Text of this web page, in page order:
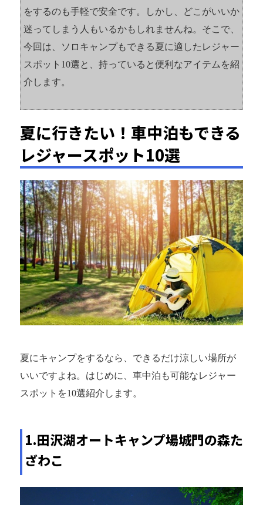
をするのも手軽で安全です。しかし、どこがいいか
迷ってしまう人もいるかもしれませんね。そこで、
今回は、ソロキャンプもできる夏に適したレジャー
スポット10選と、持っていると便利なアイテムを紹
介します。
夏に行きたい！車中泊もできる
レジャースポット10選
夏にキャンプをするなら、できるだけ涼しい場所が
いいですよね。はじめに、車中泊も可能なレジャー
スポットを10選紹介します。
1.田沢湖オートキャンプ場城門の森た
ざわこ